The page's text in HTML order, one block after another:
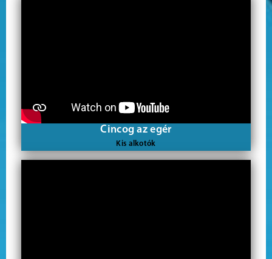
Cincog az egér
Kis alkotók